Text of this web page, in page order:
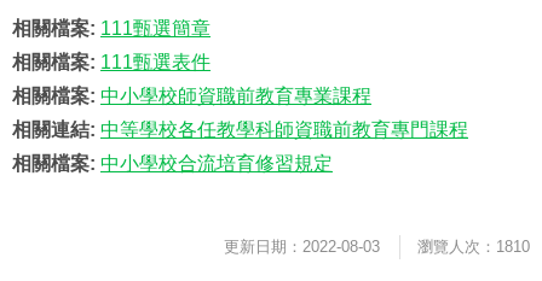
相關檔案: 111甄選簡章
相關檔案: 111甄選表件
相關檔案: 中小學校師資職前教育專業課程
相關連結: 中等學校各任教學科師資職前教育專門課程
相關檔案: 中小學校合流培育修習規定
更新日期：2022-08-03 瀏覽人次：1810